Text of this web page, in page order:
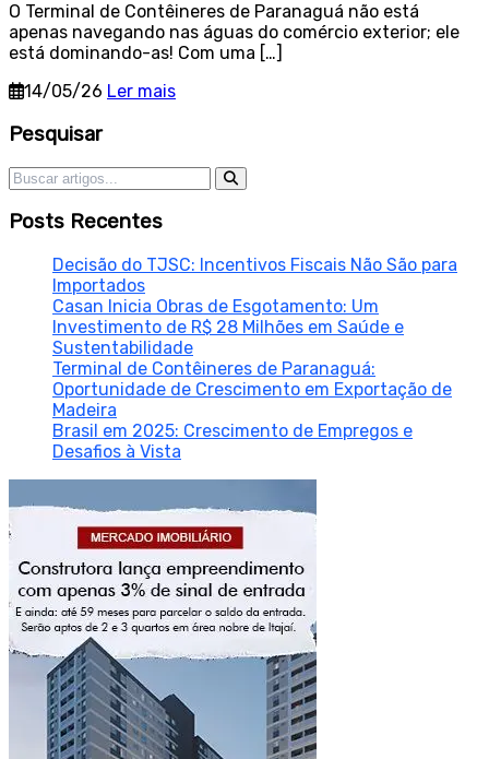
O Terminal de Contêineres de Paranaguá não está
apenas navegando nas águas do comércio exterior; ele
está dominando-as! Com uma […]
14/05/26 Ler mais
Sidebar
Pesquisar
Pesquisar por:
Posts Recentes
Decisão do TJSC: Incentivos Fiscais Não São para
Importados
Casan Inicia Obras de Esgotamento: Um
Investimento de R$ 28 Milhões em Saúde e
Sustentabilidade
Terminal de Contêineres de Paranaguá:
Oportunidade de Crescimento em Exportação de
Madeira
Brasil em 2025: Crescimento de Empregos e
Desafios à Vista